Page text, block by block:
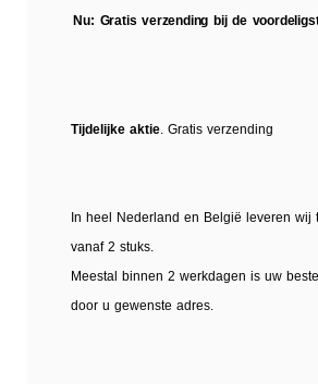
Nu: Gratis verzending bij de
Tijdelijke aktie. Gratis verzending
In heel Nederland en België leveren wij
vanaf 2 stuks.
Meestal binnen 2 werkdagen is uw
door u gewenste adres.